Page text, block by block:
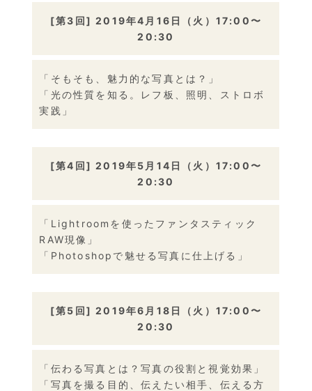
[第3回] 2019年4月16日（火）17:00〜
20:30
「そもそも、魅力的な写真とは？」
「光の性質を知る。レフ板、照明、ストロボ
実践」
[第4回] 2019年5月14日（火）17:00〜
20:30
「Lightroomを使ったファンタスティック
RAW現像」
「Photoshopで魅せる写真に仕上げる」
[第5回] 2019年6月18日（火）17:00〜
20:30
「伝わる写真とは？写真の役割と視覚効果」
「写真を撮る目的、伝えたい相手、伝える方